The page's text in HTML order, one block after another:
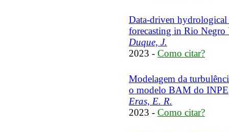
Data-driven
forecasting in Rio Negro
Duque, J.
2023 - Como citar?
Modelagem da
o modelo BAM do INPE
Eras, E. R.
2023 - Como citar?